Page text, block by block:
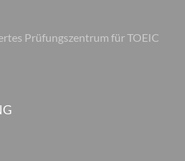
Prüfungszentrum für TOEIC